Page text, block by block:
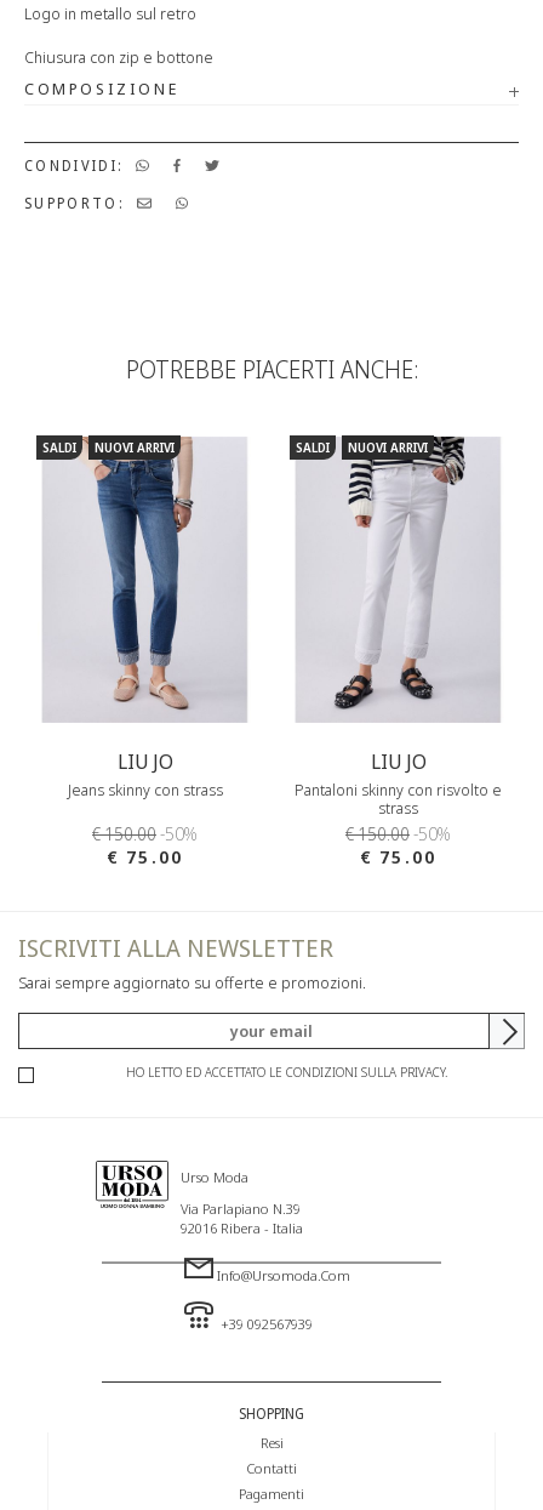
Logo in metallo sul retro
Chiusura con zip e bottone
COMPOSIZIONE
CONDIVIDI:
SUPPORTO:
POTREBBE PIACERTI ANCHE:
SALDI NUOVI ARRIVI
LIU JO
Jeans skinny con strass
€ 150.00-50%
€ 75.00
SALDI NUOVI ARRIVI
LIU JO
Pantaloni skinny con risvolto e
strass
€ 150.00-50%
€ 75.00
ISCRIVITI ALLA NEWSLETTER
Sarai sempre aggiornato su offerte e promozioni.
HO LETTO ED ACCETTATO LE CONDIZIONI SULLA PRIVACY.
Urso Moda
Via Parlapiano N.39
92016 Ribera - Italia
Info@ursomoda.com
+39 092567939
SHOPPING
Resi
Contatti
Pagamenti